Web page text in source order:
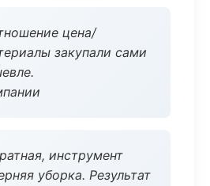
цена/
закупали сами
инструмент
уборка. Результат